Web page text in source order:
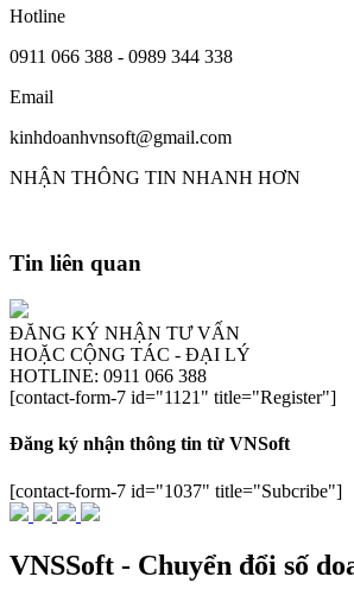
Hotline
0911 066 388 - 0989 344 338
Email
kinhdoanhvnsoft@gmail.com
NHẬN THÔNG TIN NHANH HƠN
Tin liên quan
ĐĂNG KÝ NHẬN TƯ VẤN
HOẶC CỘNG TÁC - ĐẠI LÝ
HOTLINE: 0911 066 388
[contact-form-7 id="1121" title="Register"]
Đăng ký nhận thông tin từ VNSoft
[contact-form-7 id="1037" title="Subcribe"]
VNSSoft - Chuyển đổi số